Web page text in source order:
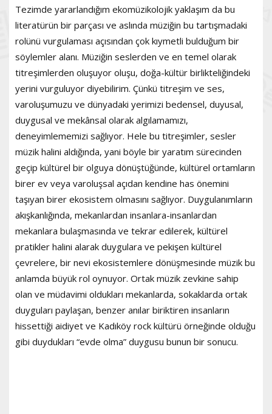
Tezimde yararlandığım ekomüzikolojik yaklaşım da bu
literatürün bir parçası ve aslında müziğin bu tartışmadaki
rolünü vurgulaması açısından çok kıymetli bulduğum bir
söylemler alanı. Müziğin seslerden ve en temel olarak
titreşimlerden oluşuyor oluşu, doğa-kültür birlikteliğindeki
yerini vurguluyor diyebilirim. Çünkü titreşim ve ses,
varoluşumuzu ve dünyadaki yerimizi bedensel, duyusal,
duygusal ve mekânsal olarak algılamamızı,
deneyimlememizi sağlıyor. Hele bu titreşimler, sesler
müzik halini aldığında, yani böyle bir yaratım sürecinden
geçip kültürel bir olguya dönüştüğünde, kültürel ortamların
birer ev veya varoluşsal açıdan kendine has önemini
taşıyan birer ekosistem olmasını sağlıyor. Duygulanımların
akışkanlığında, mekanlardan insanlara-insanlardan
mekanlara bulaşmasında ve tekrar edilerek, kültürel
pratikler halini alarak duygulara ve pekişen kültürel
çevrelere, bir nevi ekosistemlere dönüşmesinde müzik bu
anlamda büyük rol oynuyor. Ortak müzik zevkine sahip
olan ve müdavimi oldukları mekanlarda, sokaklarda ortak
duyguları paylaşan, benzer anılar biriktiren insanların
hissettiği aidiyet ve Kadıköy rock kültürü örneğinde olduğu
gibi duydukları “evde olma” duygusu bunun bir sonucu.